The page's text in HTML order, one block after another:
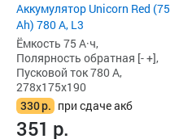
Аккумулятор Unicorn Red (75
Ah) 780 А, L3
Ёмкость 75 А·ч,
Полярность обратная [- +],
Пусковой ток 780 А,
278x175x190
330р. при сдаче акб
351 р.